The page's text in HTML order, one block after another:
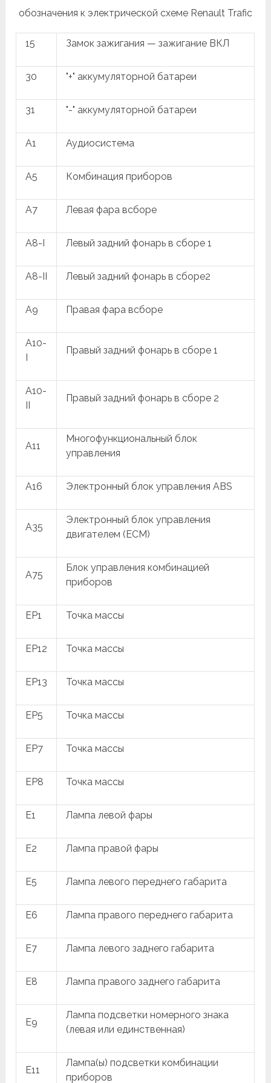
обозначения к электрической схеме Renault Trafic
15 Замок зажигания — зажигание ВКЛ
30 "+" аккумуляторной батареи
31 "-" аккумуляторной батареи
A1 Аудиосистема
A5 Комбинация приборов
A7 Левая фара всборе
A8-I Левый задний фонарь в сборе 1
A8-II Левый задний фонарь в сборе2
A9 Правая фара всборе
A10-
I
Правый задний фонарь в сборе 1
A10-
II
Правый задний фонарь в сборе 2
A11
Многофункциональный блок
управления
A16 Электронный блок управления ABS
A35
Электронный блок управления
двигателем (ECM)
A75
Блок управления комбинацией
приборов
EP1 Точка массы
EP12 Точка массы
EP13 Точка массы
EP5 Точка массы
EP7 Точка массы
EP8 Точка массы
E1 Лампа левой фары
E2 Лампа правой фары
E5 Лампа левого переднего габарита
E6 Лампа правого переднего габарита
E7 Лампа левого заднего габарита
E8 Лампа правого заднего габарита
E9
Лампа подсветки номерного знака
(левая или единственная)
E11
Лампа(ы) подсветки комбинации
приборов